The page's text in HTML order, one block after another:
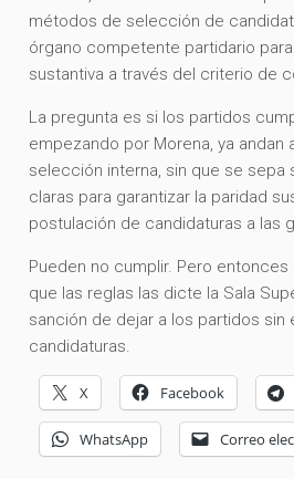
métodos de selección de
órgano competente partidario
sustantiva a través del criterio de
La pregunta es si los partidos
empezando por Morena, ya andan
selección interna, sin que se sepa
claras para garantizar la paridad
postulación de candidaturas a las
Pueden no cumplir. Pero
que las reglas las dicte la Sala
sanción de dejar a los partidos sin
candidaturas.
X Facebook
WhatsApp Correo